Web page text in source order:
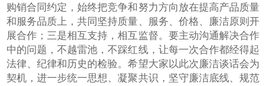
购销合同约定，始终把竞争和努力方向放在提高产品质量
和服务品质上，共同坚持质量、服务、价格、廉洁原则开
展合作；三是相互支持，相互监督。要主动沟通解决合作
中的问题，不越雷池，不踩红线，让每一次合作都经得起
法律、纪律和历史的检验。希望大家以此次廉洁谈话会为
契机，进一步统一思想、凝聚共识，坚守廉洁底线、规范